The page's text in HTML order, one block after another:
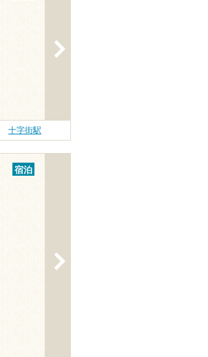
十字街駅
宿泊